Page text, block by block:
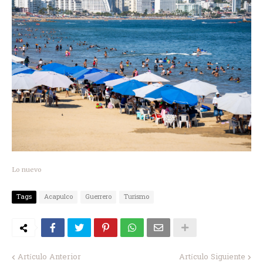
Lo nuevo
Tags Acapulco Guerrero Turismo
Artículo Anterior Artículo Siguiente